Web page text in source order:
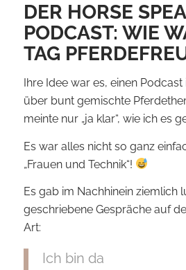
DER HORSE
PODCAST: WIE
TAG
Ihre Idee war es, einen
über bunt gemischte
meinte nur „ja klar“, wie ich es
Es war alles nicht so ganz
„Frauen und Technik“!
Es gab im Nachhinein ziemlich
geschriebene Gespräche auf
Art:
Ich bin da